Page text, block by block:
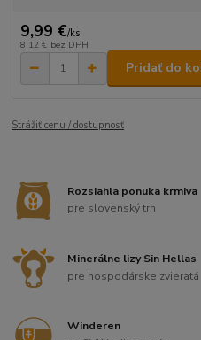
9,99 €/ks
8,12 € bez DPH
Pridať do
Strážiť cenu / dostupnosť
Rozsiahla ponuka krmiva
pre slovenský trh
Minerálne lizy Sin Hellas
pre hospodárske zvieratá
Winderen